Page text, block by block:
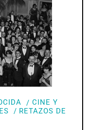
CINE Y
RETAZOS DE